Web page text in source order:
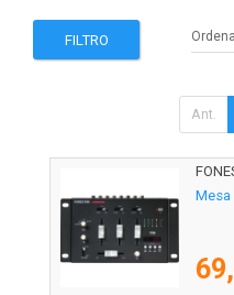
FILTRO
Ant.
Mesa